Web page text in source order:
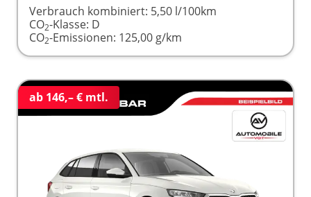
Verbrauch kombiniert: 5,50 l/100km
CO2-Klasse: D
CO2-Emissionen: 125,00 g/km
ab 146,– € mtl.